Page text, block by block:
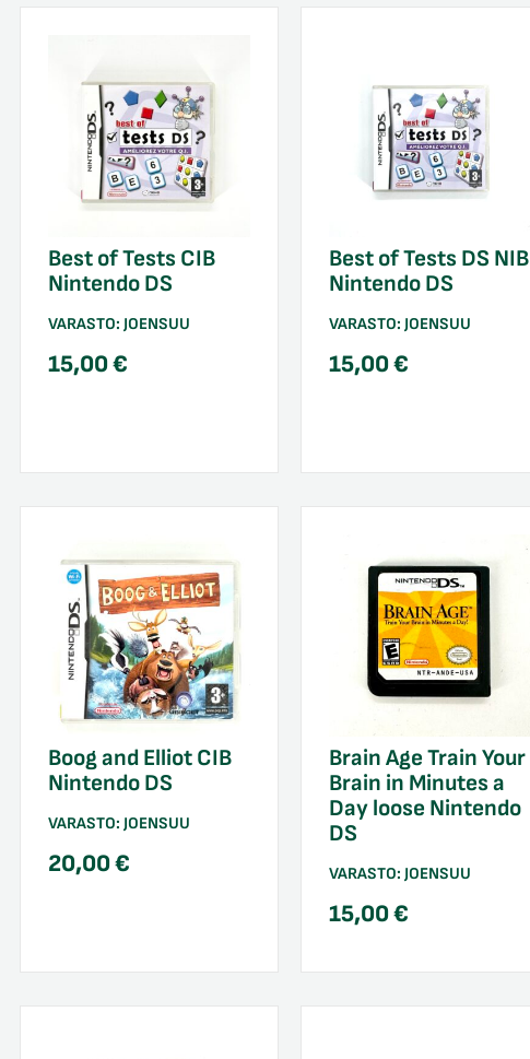
Best of Tests CIB
Nintendo DS
VARASTO: JOENSUU
15,00€
Best of Tests DS NIB
Nintendo DS
VARASTO: JOENSUU
15,00€
Boog and Elliot CIB
Nintendo DS
VARASTO: JOENSUU
20,00€
Brain Age Train Your
Brain in Minutes a
Day loose Nintendo
DS
VARASTO: JOENSUU
15,00€